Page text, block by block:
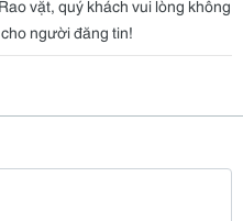
vặt, quý khách vui lòng không
người đăng tin!